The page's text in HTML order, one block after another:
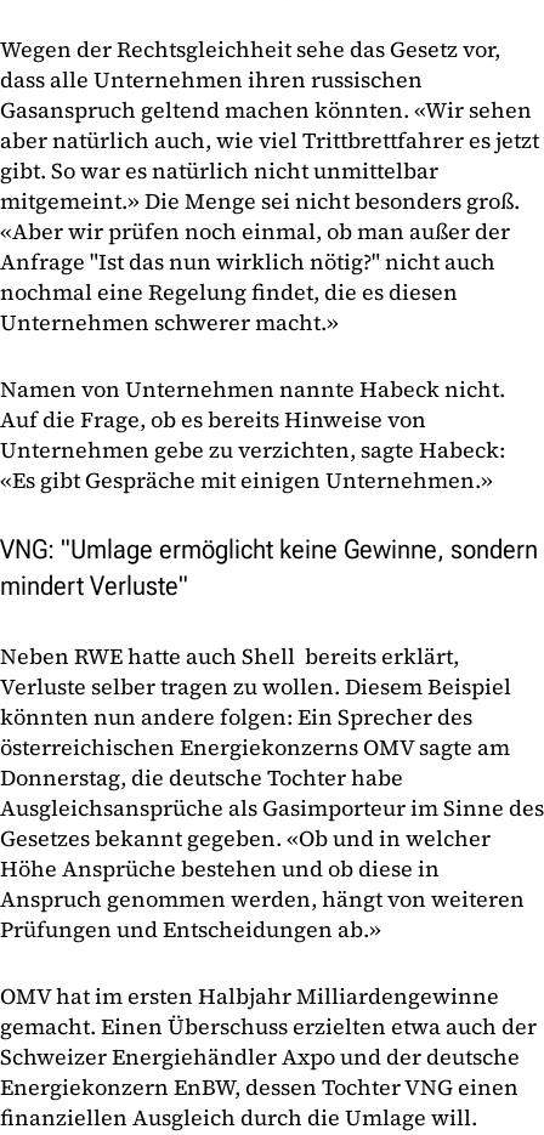
Wegen der Rechtsgleichheit sehe das Gesetz vor,
dass alle Unternehmen ihren russischen
Gasanspruch geltend machen könnten. «Wir sehen
aber natürlich auch, wie viel Trittbrettfahrer es jetzt
gibt. So war es natürlich nicht unmittelbar
mitgemeint.» Die Menge sei nicht besonders groß.
«Aber wir prüfen noch einmal, ob man außer der
Anfrage "Ist das nun wirklich nötig?" nicht auch
nochmal eine Regelung findet, die es diesen
Unternehmen schwerer macht.»
Namen von Unternehmen nannte Habeck nicht.
Auf die Frage, ob es bereits Hinweise von
Unternehmen gebe zu verzichten, sagte Habeck:
«Es gibt Gespräche mit einigen Unternehmen.»
VNG: "Umlage ermöglicht keine Gewinne, sondern
mindert Verluste"
Neben RWE hatte auch Shell bereits erklärt,
Verluste selber tragen zu wollen. Diesem Beispiel
könnten nun andere folgen: Ein Sprecher des
österreichischen Energiekonzerns OMV sagte am
Donnerstag, die deutsche Tochter habe
Ausgleichsansprüche als Gasimporteur im Sinne des
Gesetzes bekannt gegeben. «Ob und in welcher
Höhe Ansprüche bestehen und ob diese in
Anspruch genommen werden, hängt von weiteren
Prüfungen und Entscheidungen ab.»
OMV hat im ersten Halbjahr Milliardengewinne
gemacht. Einen Überschuss erzielten etwa auch der
Schweizer Energiehändler Axpo und der deutsche
Energiekonzern EnBW, dessen Tochter VNG einen
finanziellen Ausgleich durch die Umlage will.